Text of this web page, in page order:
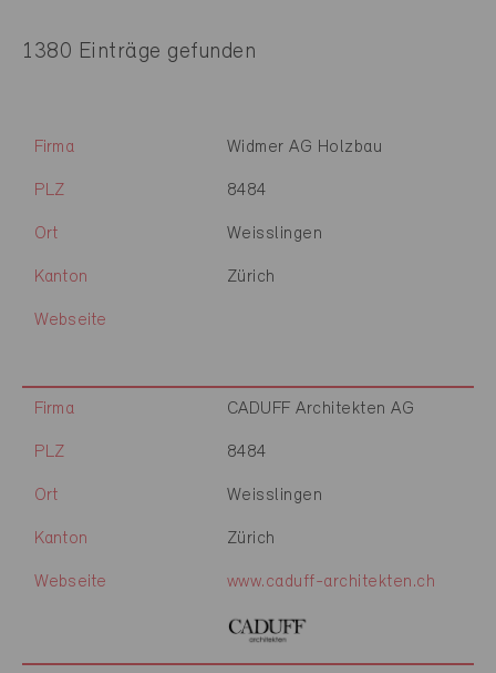
1380 Einträge gefunden
Firma Widmer AG Holzbau
PLZ 8484
Ort Weisslingen
Kanton Zürich
Webseite
Firma CADUFF Architekten AG
PLZ 8484
Ort Weisslingen
Kanton Zürich
Webseite www.caduff-architekten.ch